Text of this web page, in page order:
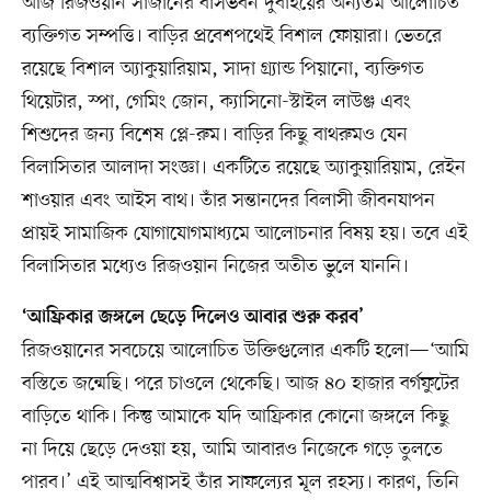
ব্যক্তিগত সম্পত্তি। বাড়ির প্রবেশপথেই বিশাল ফোয়ারা। ভেতরে
রয়েছে বিশাল অ্যাকুয়ারিয়াম, সাদা গ্র্যান্ড পিয়ানো, ব্যক্তিগত
থিয়েটার, স্পা, গেমিং জোন, ক্যাসিনো-স্টাইল লাউঞ্জ এবং
শিশুদের জন্য বিশেষ প্লে-রুম। বাড়ির কিছু বাথরুমও যেন
বিলাসিতার আলাদা সংজ্ঞা। একটিতে রয়েছে অ্যাকুয়ারিয়াম, রেইন
শাওয়ার এবং আইস বাথ। তাঁর সন্তানদের বিলাসী জীবনযাপন
প্রায়ই সামাজিক যোগাযোগমাধ্যমে আলোচনার বিষয় হয়। তবে এই
বিলাসিতার মধ্যেও রিজওয়ান নিজের অতীত ভুলে যাননি।
‘আফ্রিকার জঙ্গলে ছেড়ে দিলেও আবার শুরু করব’
রিজওয়ানের সবচেয়ে আলোচিত উক্তিগুলোর একটি হলো—‘আমি
বস্তিতে জন্মেছি। পরে চাওলে থেকেছি। আজ ৪০ হাজার বর্গফুটের
বাড়িতে থাকি। কিন্তু আমাকে যদি আফ্রিকার কোনো জঙ্গলে কিছু
না দিয়ে ছেড়ে দেওয়া হয়, আমি আবারও নিজেকে গড়ে তুলতে
পারব।’ এই আত্মবিশ্বাসই তাঁর সাফল্যের মূল রহস্য। কারণ, তিনি